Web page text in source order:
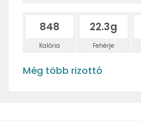
848
Kalória
22.3g
Fehérje
Még több rizottó